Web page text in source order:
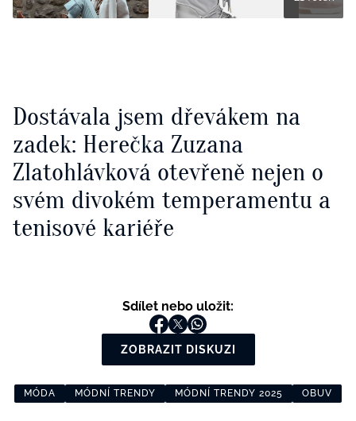
Dostávala jsem dřevákem na
zadek: Herečka Zuzana
Zlatohlávková otevřeně nejen o
svém divokém temperamentu a
tenisové kariéře
Sdílet nebo uložit:
ZOBRAZIT DISKUZI
MÓDA MÓDNÍ TRENDY MÓDNÍ TRENDY 2025 OBUV